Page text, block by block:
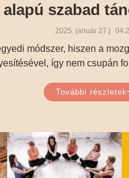
alapú szabad
2025. január 27.
módszer, hiszen a
így nem csupán
További részletek